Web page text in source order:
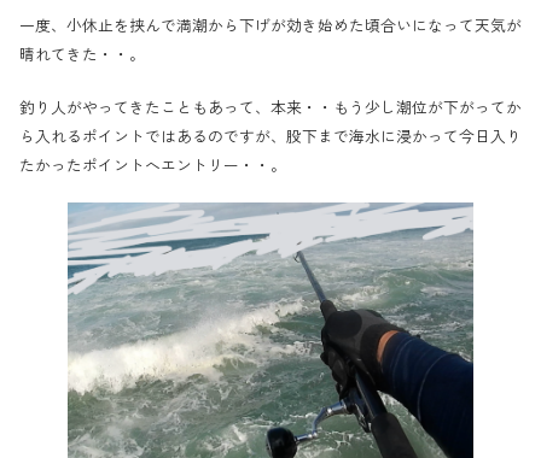
一度、小休止を挟んで満潮から下げが効き始めた頃合いになって天気が
晴れてきた・・。
釣り人がやってきたこともあって、本来・・もう少し潮位が下がってか
ら入れるポイントではあるのですが、股下まで海水に浸かって今日入り
たかったポイントへエントリー・・。